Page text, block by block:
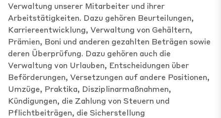
Verwaltung unserer Mitarbeiter und ihrer
Arbeitstätigkeiten. Dazu gehören Beurteilungen,
Karriereentwicklung, Verwaltung von Gehältern,
Prämien, Boni und anderen gezahlten Beträgen sowie
deren Überprüfung. Dazu gehören auch die
Verwaltung von Urlauben, Entscheidungen über
Beförderungen, Versetzungen auf andere Positionen,
Umzüge, Praktika, Disziplinarmaßnahmen,
Kündigungen, die Zahlung von Steuern und
Pflichtbeiträgen, die Sicherstellung